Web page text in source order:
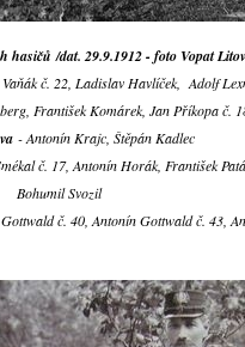
hasičů /dat. 29.9.1912 - foto Vopat
č. 22, Ladislav Havlíček, Adolf
František Komárek, Jan Příkopa č.
- Antonín Krajc, Štěpán Kadlec
č. 17, Antonín Horák, František
Bohumil Svozil
č. 40, Antonín Gottwald č. 43,